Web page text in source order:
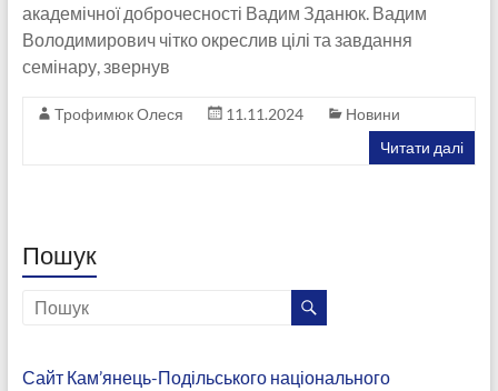
академічної доброчесності Вадим Зданюк. Вадим
Володимирович чітко окреслив цілі та завдання
семінару, звернув
Трофимюк Олеся 11.11.2024
Новини
Читати далі
Пошук
Сайт Кам’янець-Подільського національного